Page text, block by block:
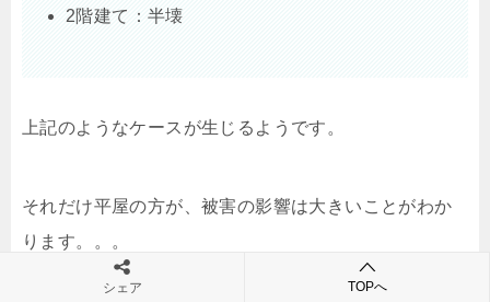
2階建て：半壊
上記のようなケースが生じるようです。
それだけ平屋の方が、被害の影響は大きいことがわか
ります。。。
シェア TOPへ